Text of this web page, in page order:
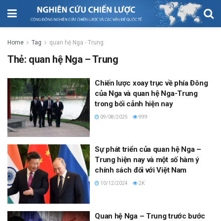
Home Tag quan hệ Nga - Trung
Thẻ: quan hệ Nga – Trung
Chiến lược xoay trục về phía Đông
của Nga và quan hệ Nga-Trung
trong bối cảnh hiện nay
09/08/2025 999
Sự phát triển của quan hệ Nga –
Trung hiện nay và một số hàm ý
chính sách đối với Việt Nam
10/12/2024 2K
Quan hệ Nga – Trung trước bước